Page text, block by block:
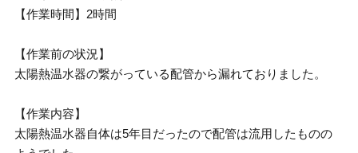
【作業時間】2時間
【作業前の状況】
太陽熱温水器の繋がっている配管から漏れておりました。
【作業内容】
太陽熱温水器自体は5年目だったので配管は流用したものの